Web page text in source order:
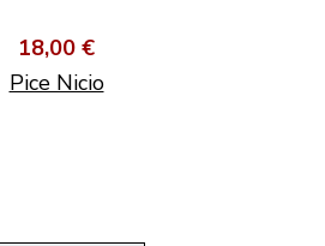
18,00 €
Pice Nicio